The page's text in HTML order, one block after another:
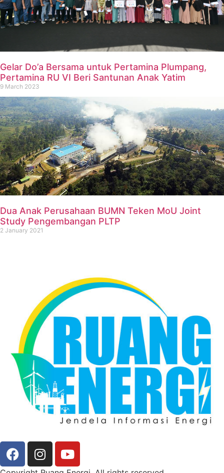
Gelar Do’a Bersama untuk Pertamina Plumpang,
Pertamina RU VI Beri Santunan Anak Yatim
9 March 2023
Dua Anak Perusahaan BUMN Teken MoU Joint
Study Pengembangan PLTP
2 January 2021